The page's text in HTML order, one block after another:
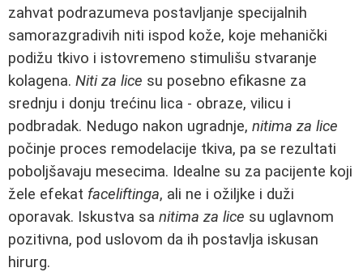
zahvat podrazumeva postavljanje specijalnih
samorazgradivih niti ispod kože, koje mehanički
podižu tkivo i istovremeno stimulišu stvaranje
kolagena. Niti za lice su posebno efikasne za
srednju i donju trećinu lica - obraze, vilicu i
podbradak. Nedugo nakon ugradnje, nitima za lice
počinje proces remodelacije tkiva, pa se rezultati
poboljšavaju mesecima. Idealne su za pacijente koji
žele efekat faceliftinga, ali ne i ožiljke i duži
oporavak. Iskustva sa nitima za lice su uglavnom
pozitivna, pod uslovom da ih postavlja iskusan
hirurg.